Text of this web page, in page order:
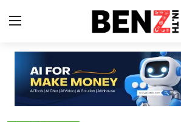
Home
Contact